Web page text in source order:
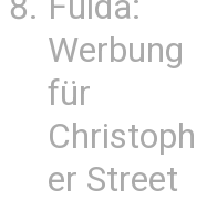
Werbung
für
Christoph
er Street